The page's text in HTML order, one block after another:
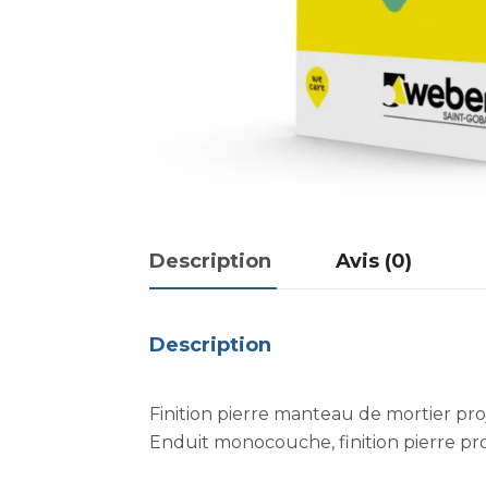
Description Avis (0)
Description
Finition pierre manteau de mortier
Enduit monocouche, finition pierre